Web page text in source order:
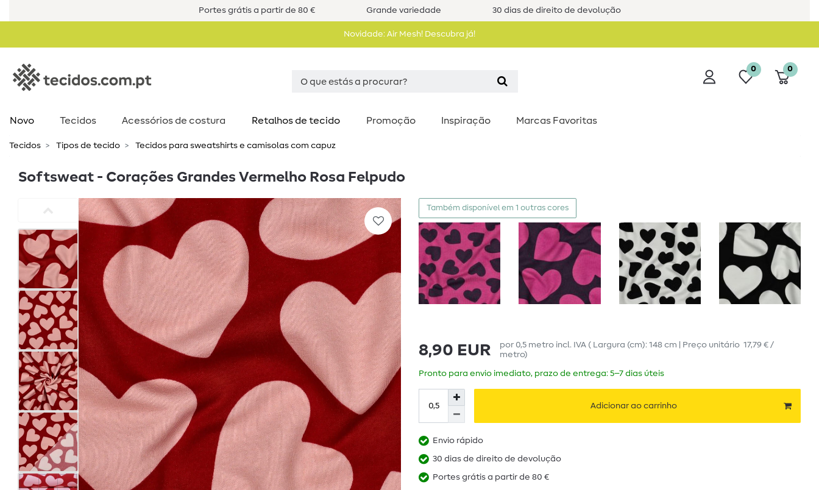
Portes grátis a partir de 80 € Grande variedade 30 dias de direito de devolução
Novidade: Air Mesh! Descubra já!
0 0
Novo Tecidos Acessórios de costura​ Retalhos de tecido Promoção Inspiração Marcas Favoritas
Tecidos Tipos de tecido Tecidos para sweatshirts e camisolas com capuz
Softsweat - Corações Grandes Vermelho Rosa Felpudo
Também disponível em 1 outras cores
8,90 EUR por 0,5 metro incl. IVA ( Largura (cm): 148 cm | Preço unitário 17,79 € /
metro)
Pronto para envio imediato, prazo de entrega: 5–7 dias úteis
Adicionar ao carrinho
Envio rápido
30 dias de direito de devolução
Portes grátis a partir de 80 €